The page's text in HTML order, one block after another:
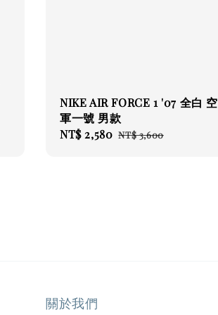
NIKE AIR FORCE 1 '07 全白 空
軍一號 男款
Sale
NT$ 2,580 Regular
NT$ 3,600
關於我們